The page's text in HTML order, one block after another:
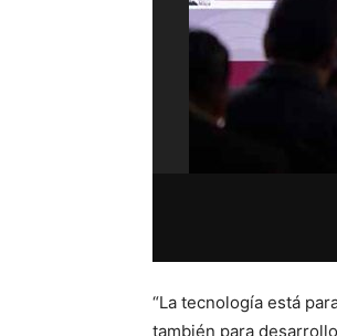
“La tecnología está
también para